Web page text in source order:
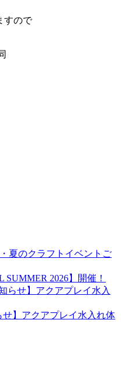
すので
夏のクラフトイベントご
2026】開催！
らせ】アクアプレイ水入
せ】アクアプレイ水入れ体